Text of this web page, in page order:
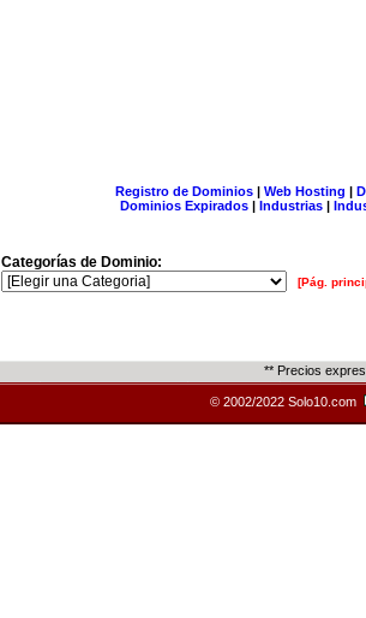
Registro de Dominios| Web Hosting |
Dominios Expirados | Industrias |
Categorías de Dominio:
[Pág.
** Precios
© 2002/2022 Solo10.com